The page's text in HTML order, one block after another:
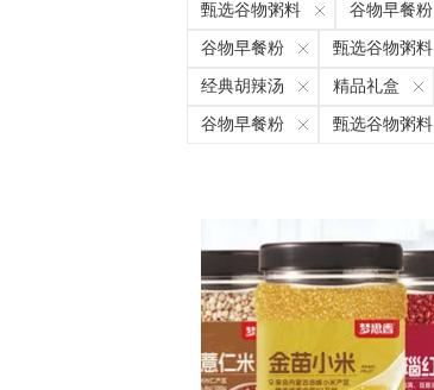
甄选谷物粥料 谷物早餐粉
谷物早餐粉 甄选谷物粥料
经典胡辣汤 精品礼盒
谷物早餐粉 甄选谷物粥料